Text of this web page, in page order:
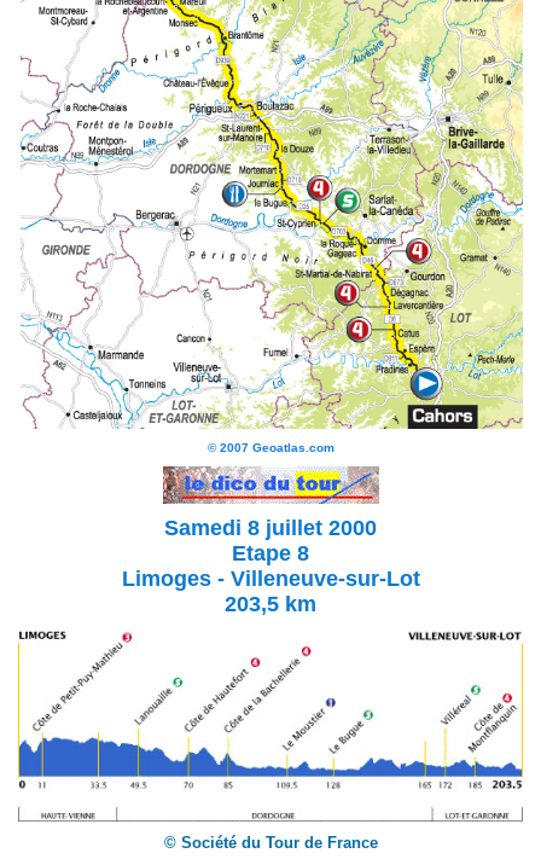
© 2007 Geoatlas.com
Samedi 8 juillet 2000
Etape 8
Limoges - Villeneuve-sur-Lot
203,5 km
© Société du Tour de France